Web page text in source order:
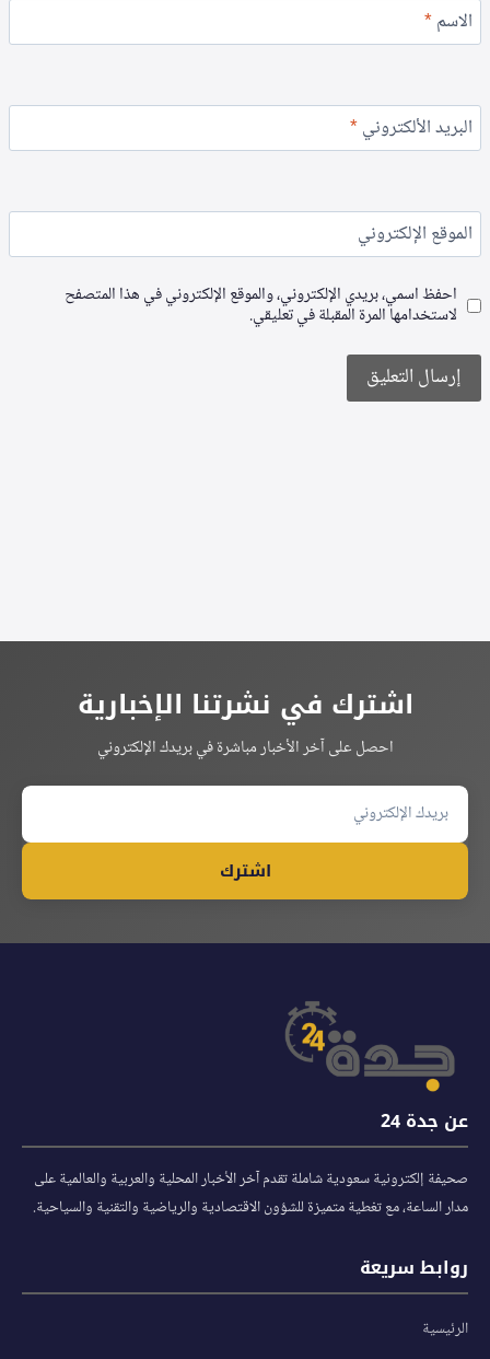
الاسم*
البريد الألكتروني*
الموقع الإلكتروني
احفظ اسمي، بريدي الإلكتروني، والموقع الإلكتروني في هذا المتصفح
لاستخدامها المرة المقبلة في تعليقي.
اشترك في نشرتنا الإخبارية
احصل على آخر الأخبار مباشرة في بريدك الإلكتروني
اشترك
عن جدة 24
صحيفة إلكترونية سعودية شاملة تقدم آخر الأخبار المحلية والعربية والعالمية على
مدار الساعة، مع تغطية متميزة للشؤون الاقتصادية والرياضية والتقنية والسياحية.
روابط سريعة
الرئيسية